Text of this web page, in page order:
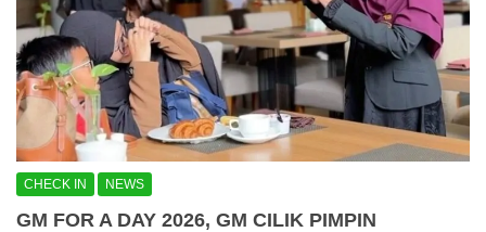
CHECK IN NEWS
GM FOR A DAY 2026, GM CILIK PIMPIN